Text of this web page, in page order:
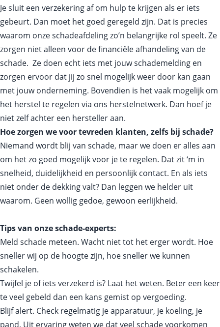
Je sluit een verzekering af om hulp te krijgen als er iets
gebeurt. Dan moet het goed geregeld zijn. Dat is precies
waarom onze schadeafdeling zo’n belangrijke rol speelt. Ze
zorgen niet alleen voor de financiële afhandeling van de
schade. Ze doen echt iets met jouw schademelding en
zorgen ervoor dat jij zo snel mogelijk weer door kan gaan
met jouw onderneming. Bovendien is het vaak mogelijk om
het herstel te regelen via ons herstelnetwerk. Dan hoef je
niet zelf achter een hersteller aan.
Hoe zorgen we voor tevreden klanten, zelfs bij schade?
Niemand wordt blij van schade, maar we doen er alles aan
om het zo goed mogelijk voor je te regelen. Dat zit ‘m in
snelheid, duidelijkheid en persoonlijk contact. En als iets
niet onder de dekking valt? Dan leggen we helder uit
waarom. Geen wollig gedoe, gewoon eerlijkheid.
Tips van onze schade-experts:
Meld schade meteen. Wacht niet tot het erger wordt. Hoe
sneller wij op de hoogte zijn, hoe sneller we kunnen
schakelen.
Twijfel je of iets verzekerd is? Laat het weten. Beter een keer
te veel gebeld dan een kans gemist op vergoeding.
Blijf alert. Check regelmatig je apparatuur, je koeling, je
pand. Uit ervaring weten we dat veel schade voorkomen